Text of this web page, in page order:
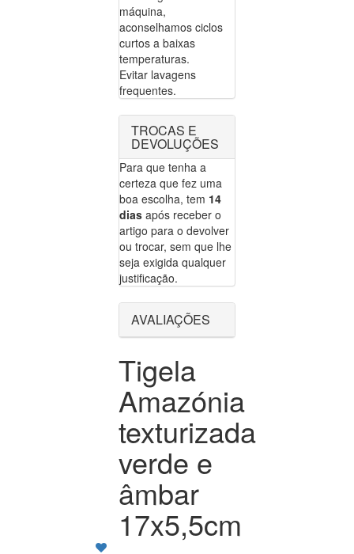
máquina,
aconselhamos ciclos
curtos a baixas
temperaturas.
Evitar lavagens
frequentes.
TROCAS E
DEVOLUÇÕES
Para que tenha a
certeza que fez uma
boa escolha, tem 14
dias após receber o
artigo para o devolver
ou trocar, sem que lhe
seja exigida qualquer
justificação.
AVALIAÇÕES
Tigela
Amazónia
texturizada
verde e
âmbar
17x5,5cm